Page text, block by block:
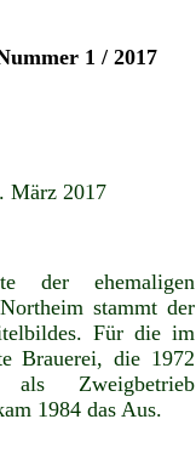
1 / 2017
März 2017
der ehemaligen
stammt der
Für die im
Brauerei, die 1972
als Zweigbetrieb
1984 das Aus.